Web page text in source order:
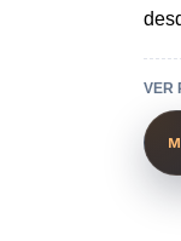
VER